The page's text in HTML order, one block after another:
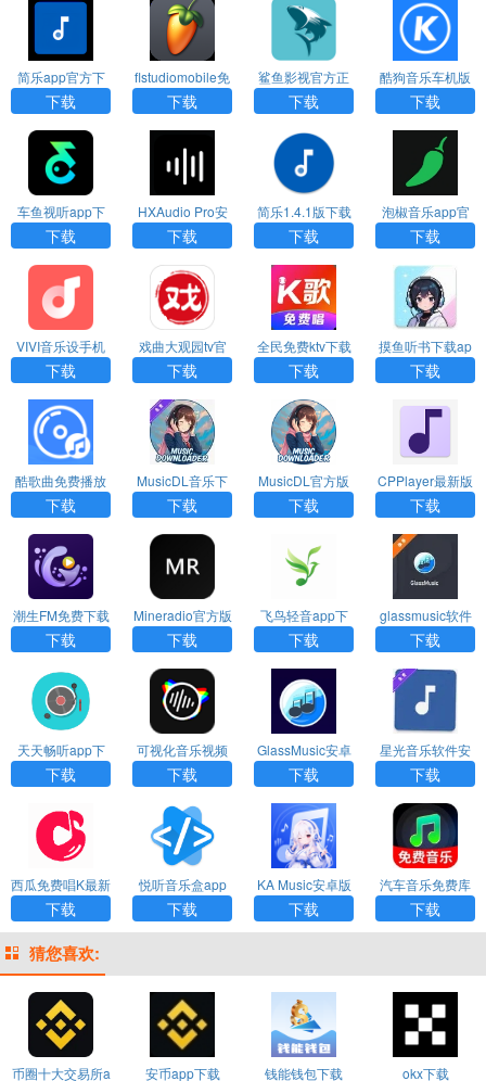
简乐app官方下
载
下载
flstudiomobile免
费版下载
下载
鲨鱼影视官方正
版下载
下载
酷狗音乐车机版
官网下载
下载
车鱼视听app下
载官网版
下载
HXAudio Pro安
卓版
下载
简乐1.4.1版下载
下载
泡椒音乐app官
网下载
下载
VIVI音乐设手机
版
下载
戏曲大观园tv官
方版
下载
全民免费ktv下载
下载
摸鱼听书下载ap
p最新版
下载
酷歌曲免费播放
器下载安装手机
版
下载
MusicDL音乐下
载
下载
MusicDL官方版
下载
下载
CPPlayer最新版
下载
潮生FM免费下载
官网版
下载
Mineradio官方版
下载
下载
飞鸟轻音app下
载安装最新版
下载
glassmusic软件
下载
下载
天天畅听app下
载安装免费
下载
可视化音乐视频
制作软件下载安
装免费
下载
GlassMusic安卓
版下载
下载
星光音乐软件安
卓版
下载
西瓜免费唱K最新
版本下载
下载
悦听音乐盒app
官方下载
下载
KA Music安卓版
下载
下载
汽车音乐免费库
最新版app
下载
猜您喜欢:
币圈十大交易所a 安币app下载 钱能钱包下载 okx下载